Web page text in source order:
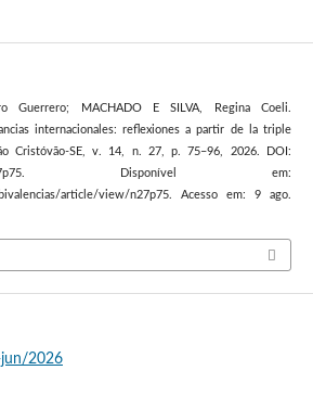
Guerrero; MACHADO E SILVA, Regina Coeli.
internacionales: reflexiones a partir de la triple
Cristóvão-SE, v. 14, n. 27, p. 75–96, 2026. DOI:
Disponível em:
article/view/n27p75. Acesso em: 9 ago.
jun/2026